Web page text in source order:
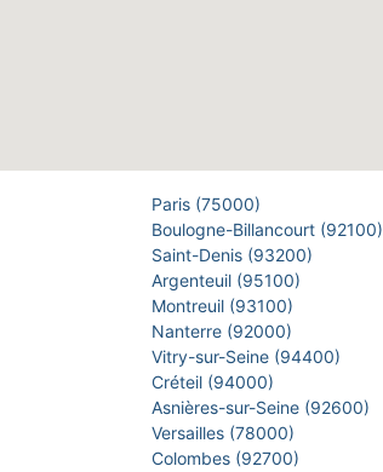
Paris (75000)
Boulogne-Billancourt (92100)
Saint-Denis (93200)
Argenteuil (95100)
Montreuil (93100)
Nanterre (92000)
Vitry-sur-Seine (94400)
Créteil (94000)
Asnières-sur-Seine (92600)
Versailles (78000)
Colombes (92700)